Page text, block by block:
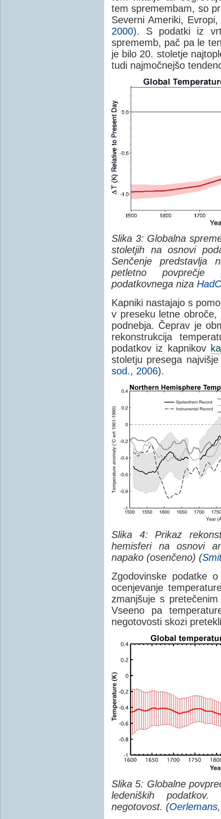
tem spremembam, so
Severni Ameriki,
2000). S podatki iz
sprememb, pač pa le
je bilo 20. stoletje
tudi najmočnejšo
Slika 3: Globalna
stoletjih na osnovi
Senčenje predstavlja
petletno povprečje
podatkovnega niza
Kapniki nastajajo s
v preseku letne obroče,
podnebja. Čeprav je
rekonstrukcija
podatkov iz kapnikov ka
stoletju presega
sod., 2006).
Slika 4: Prikaz
hemisferi na osnovi
napako (osenčeno) (
Zgodovinske podatke
ocenjevanje
zmanjšuje s
Vseeno pa
negotovosti skozi
Slika 5: Globalne
ledeniških
negotovost. (